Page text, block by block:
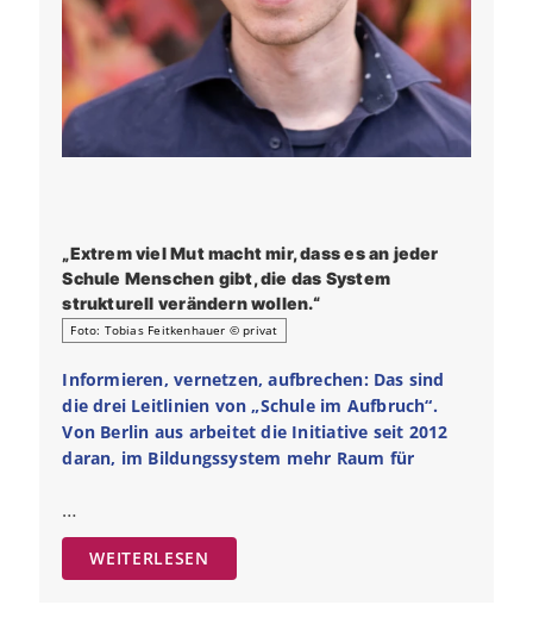
„Extrem viel Mut macht mir, dass es an jeder
Schule Menschen gibt, die das System
strukturell verändern wollen.“
Foto: Tobias Feitkenhauer © privat
Informieren, vernetzen, aufbrechen: Das sind
die drei Leitlinien von „Schule im Aufbruch“.
Von Berlin aus arbeitet die Initiative seit 2012
daran, im Bildungssystem mehr Raum für
…
WEITERLESEN